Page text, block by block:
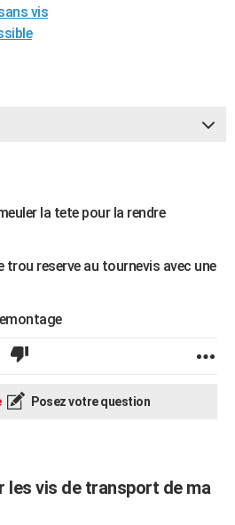
vis
la tete pour la rendre
reserve au tournevis avec une
Posez votre question
les vis de transport de ma